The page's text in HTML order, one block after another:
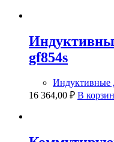
gf854s
Индуктивные
16 364,00 ₽ В